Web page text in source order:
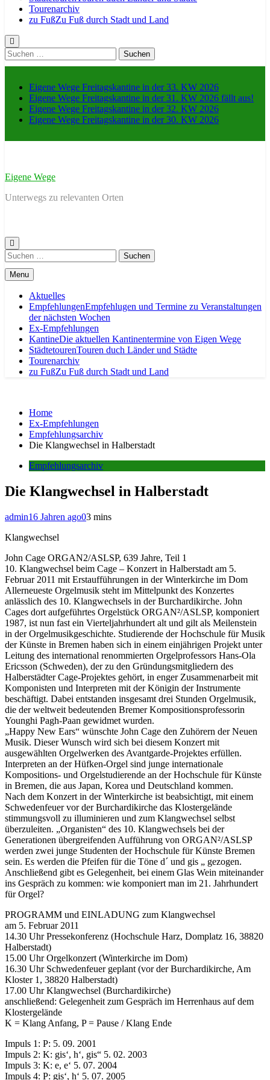
Tourenarchiv
zu FußZu Fuß durch Stadt und Land
Suche
nach:
Eigene Wege Freitagskantine in der 33. KW 2026
Eigene Wege Freitagskantine in der 31. KW 2026 fällt aus!
Eigene Wege Freitagskantine in der 32. KW 2026
Eigene Wege Freitagskantine in der 30. KW 2026
Eigene Wege
Unterwegs zu relevanten Orten
Suche
nach:
Menu
Aktuelles
EmpfehlungenEmpfehlugen und Termine zu Veranstaltungen
der nächsten Wochen
Ex-Empfehlungen
KantineDie aktuellen Kantinentermine von Eigen Wege
StädtetourenTouren duch Länder und Städte
Tourenarchiv
zu FußZu Fuß durch Stadt und Land
Home
Ex-Empfehlungen
Empfehlungsarchiv
Die Klangwechsel in Halberstadt
Empfehlungsarchiv
Die Klangwechsel in Halberstadt
admin16 Jahren ago03 mins
Klangwechsel
John Cage ORGAN2/ASLSP, 639 Jahre, Teil 1
10. Klangwechsel beim Cage – Konzert in Halberstadt am 5.
Februar 2011 mit Erstaufführungen in der Winterkirche im Dom
Allerneueste Orgelmusik steht im Mittelpunkt des Konzertes
anlässlich des 10. Klangwechsels in der Burchardikirche. John
Cages dort aufgeführtes Orgelstück ORGAN²/ASLSP, komponiert
1987, ist nun fast ein Vierteljahrhundert alt und gilt als Meilenstein
in der Orgelmusikgeschichte. Studierende der Hochschule für Musik
der Künste in Bremen haben sich in einem einjährigen Projekt unter
Leitung des international renommierten Orgelprofessors Hans-Ola
Ericsson (Schweden), der zu den Gründungsmitgliedern des
Halberstädter Cage-Projektes gehört, in enger Zusammenarbeit mit
Komponisten und Interpreten mit der Königin der Instrumente
beschäftigt. Dabei entstanden insgesamt drei Stunden Orgelmusik,
die der weltweit bedeutenden Bremer Kompositionsprofessorin
Younghi Pagh-Paan gewidmet wurden.
„Happy New Ears“ wünschte John Cage den Zuhörern der Neuen
Musik. Dieser Wunsch wird sich bei diesem Konzert mit
ausgewählten Orgelwerken des Avantgarde-Projektes erfüllen.
Interpreten an der Hüfken-Orgel sind junge internationale
Kompositions- und Orgelstudierende an der Hochschule für Künste
in Bremen, die aus Japan, Korea und Deutschland kommen.
Nach dem Konzert in der Winterkirche ist beabsichtigt, mit einem
Schwedenfeuer vor der Burchardikirche das Klostergelände
stimmungsvoll zu illuminieren und zum Klangwechsel selbst
überzuleiten. „Organisten“ des 10. Klangwechsels bei der
Generationen übergreifenden Aufführung von ORGAN²/ASLSP
werden zwei junge Studenten der Hochschule für Künste Bremen
sein. Es werden die Pfeifen für die Töne d´ und gis „ gezogen.
Anschließend gibt es Gelegenheit, bei einem Glas Wein miteinander
ins Gespräch zu kommen: wie komponiert man im 21. Jahrhundert
für Orgel?
PROGRAMM und EINLADUNG zum Klangwechsel
am 5. Februar 2011
14.30 Uhr Pressekonferenz (Hochschule Harz, Domplatz 16, 38820
Halberstadt)
15.00 Uhr Orgelkonzert (Winterkirche im Dom)
16.30 Uhr Schwedenfeuer geplant (vor der Burchardikirche, Am
Kloster 1, 38820 Halberstadt)
17.00 Uhr Klangwechsel (Burchardikirche)
anschließend: Gelegenheit zum Gespräch im Herrenhaus auf dem
Klostergelände
K = Klang Anfang, P = Pause / Klang Ende
Impuls 1: P: 5. 09. 2001
Impuls 2: K: gis‘, h‘, gis“ 5. 02. 2003
Impuls 3: K: e, e‘ 5. 07. 2004
Impuls 4: P: gis‘, h‘ 5. 07. 2005